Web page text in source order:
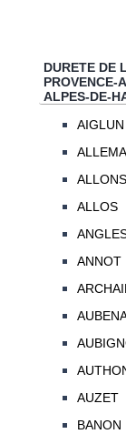
DURETE DE
PROVENCE-
ALPES-DE-
AIGLUN
ALLONS
ALLOS
ANNOT
AUZET
BANON